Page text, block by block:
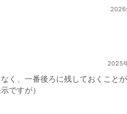
2026
2025
く、一番後ろに残しておくこと
ですが）